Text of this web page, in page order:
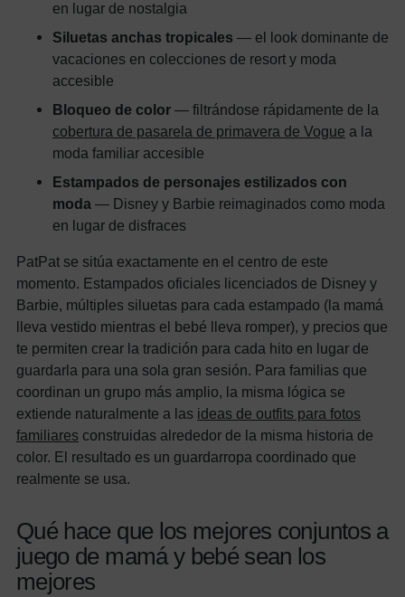
en lugar de nostalgia
Siluetas anchas tropicales — el look dominante de
vacaciones en colecciones de resort y moda
accesible
Bloqueo de color — filtrándose rápidamente de la
cobertura de pasarela de primavera de Vogue a la
moda familiar accesible
Estampados de personajes estilizados con
moda — Disney y Barbie reimaginados como moda
en lugar de disfraces
PatPat se sitúa exactamente en el centro de este
momento. Estampados oficiales licenciados de Disney y
Barbie, múltiples siluetas para cada estampado (la mamá
lleva vestido mientras el bebé lleva romper), y precios que
te permiten crear la tradición para cada hito en lugar de
guardarla para una sola gran sesión. Para familias que
coordinan un grupo más amplio, la misma lógica se
extiende naturalmente a las ideas de outfits para fotos
familiares construidas alrededor de la misma historia de
color. El resultado es un guardarropa coordinado que
realmente se usa.
Qué hace que los mejores conjuntos a
juego de mamá y bebé sean los
mejores